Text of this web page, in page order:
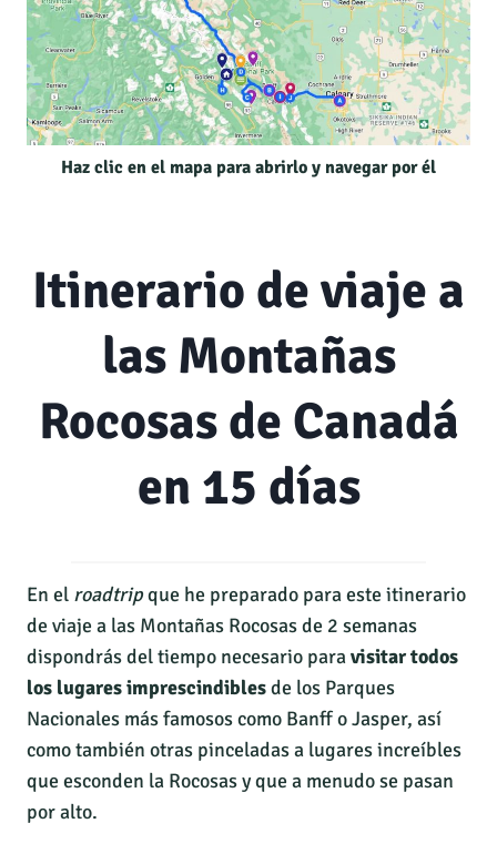
Haz clic en el mapa para abrirlo y navegar por él
Itinerario de viaje a
las Montañas
Rocosas de Canadá
en 15 días
En el roadtripque he preparado para este itinerario
de viaje a las Montañas Rocosas de 2 semanas
dispondrás del tiempo necesario paravisitar todos
los lugares imprescindiblesde los Parques
Nacionales más famosos como Banff o Jasper, así
como también otras pinceladas a lugares increíbles
que esconden la Rocosas y que a menudo se pasan
por alto.